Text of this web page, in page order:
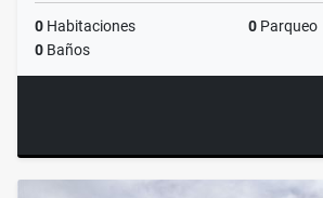
0 Habitaciones 0 Parqueo
0 Baños